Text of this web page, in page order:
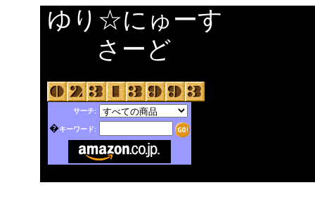
ゆり☆にゅーす
さーど
サーチ:
�キーワード: